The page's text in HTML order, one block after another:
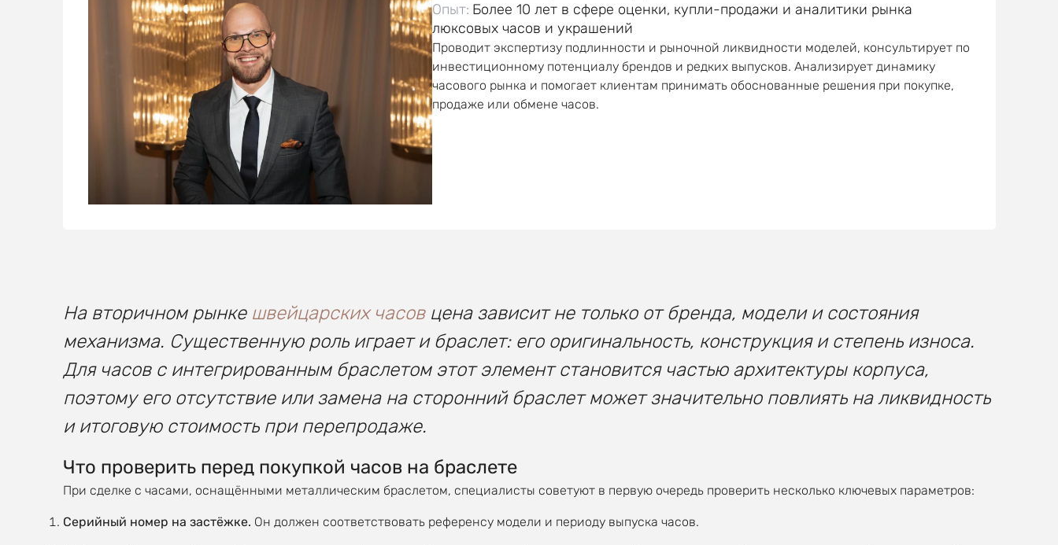
Опыт: Более 10 лет в сфере оценки, купли-продажи и аналитики рынка
люксовых часов и украшений
Проводит экспертизу подлинности и рыночной ликвидности моделей, консультирует по
инвестиционному потенциалу брендов и редких выпусков. Анализирует динамику
часового рынка и помогает клиентам принимать обоснованные решения при покупке,
продаже или обмене часов.
На вторичном рынке швейцарских часовцена зависит не только от бренда, модели и состояния
механизма. Существенную роль играет и браслет: его оригинальность, конструкция и степень износа.
Для часов с интегрированным браслетом этот элемент становится частью архитектуры корпуса,
поэтому его отсутствие или замена на сторонний браслет может значительно повлиять на ликвидность
и итоговую стоимость при перепродаже.
Что проверить перед покупкой часов на браслете
При сделке с часами, оснащёнными металлическим браслетом, специалисты советуют в первую очередь проверить несколько ключевых параметров:
Серийный номер на застёжке. Он должен соответствовать референсу модели и периоду выпуска часов.